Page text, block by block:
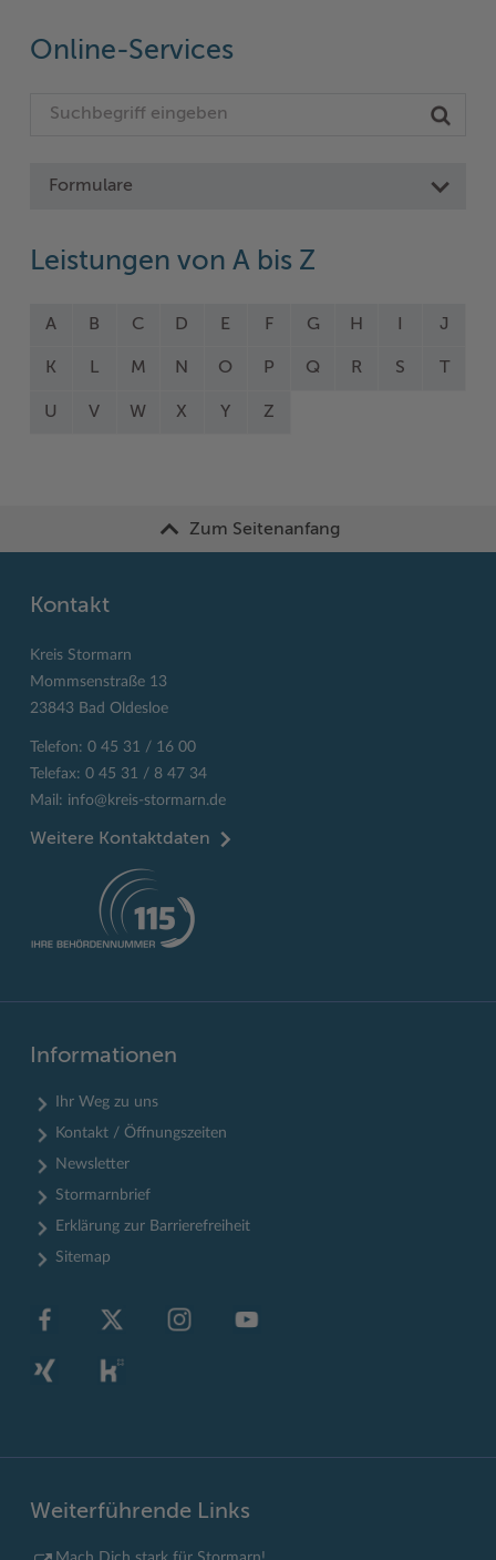
Online-Services
Formulare
Leistungen von A bis Z
A B C D E F G H J
K L M N O P Q R S
U V W X Y Z
Zum Seitenanfang
Kontakt
Kreis Stormarn
Mommsenstraße 13
23843 Bad Oldesloe
Telefon: 0 45 31 / 16 00
Telefax: 0 45 31 / 8 47 34
Mail: info@kreis-stormarn.de
Weitere Kontaktdaten
Informationen
Ihr Weg zu uns
Kontakt / Öffnungszeiten
Newsletter
Stormarnbrief
Erklärung zur Barrierefreiheit
Sitemap
Weiterführende Links